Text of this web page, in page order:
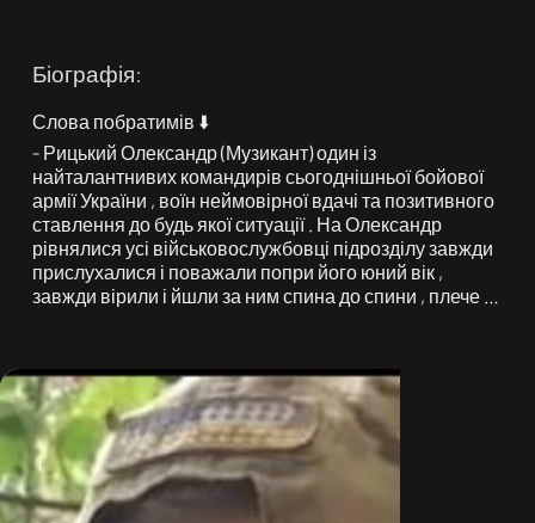
Біографія:
Слова побратимів ⬇️
- Рицький Олександр (Музикант) один із
найталантнивих командирів сьогоднішньої бойової
армії України , воїн неймовірної вдачі та позитивного
ставлення до будь якої ситуації . На Олександр
рівнялися усі військовослужбовці підрозділу завжди
прислухалися і поважали попри його юний вік ,
завжди вірили і йшли за ним спина до спини , плече
втрати у ці жорстокі війні за нашу вільну , незалежну
Україну. МУЗИКАНТ ти завжди будеш у наші
військові родині і у наші пам‘яті і серцях. Ми
прикладем надлюдських зусиль щоб помститися за
тебе Брате . Вічна шана тобі друже і велечезний уклін
.
Слава Герою.